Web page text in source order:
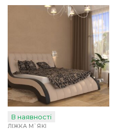
В наявності
ЛІЖКА М`ЯКІ